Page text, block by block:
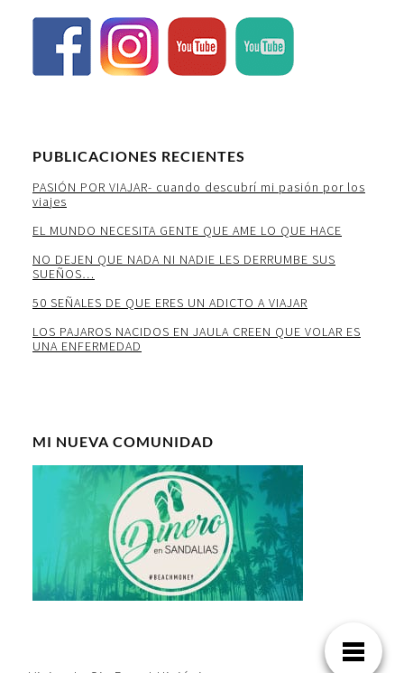
PUBLICACIONES RECIENTES
PASIÓN POR VIAJAR- cuando descubrí mi pasión por los
viajes
EL MUNDO NECESITA GENTE QUE AME LO QUE HACE
NO DEJEN QUE NADA NI NADIE LES DERRUMBE SUS
SUEÑOS…
50 SEÑALES DE QUE ERES UN ADICTO A VIAJAR
LOS PAJAROS NACIDOS EN JAULA CREEN QUE VOLAR ES
UNA ENFERMEDAD
MI NUEVA COMUNIDAD